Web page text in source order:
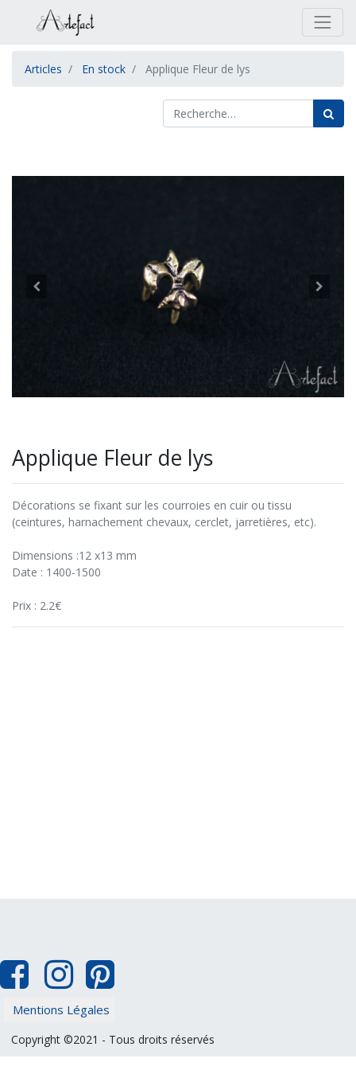
Articles En stock Applique Fleur de lys
Applique Fleur de lys
Décorations se fixant sur les courroies en cuir ou tissu
(ceintures, harnachement chevaux, cerclet, jarretières, etc).
Dimensions :12 x13 mm
Date : 1400-1500
Prix : 2.2€
Mentions Légales
Copyright ©2021 - Tous droits réservés